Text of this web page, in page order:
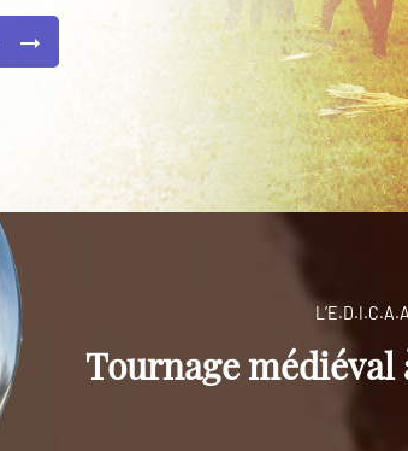
Tournage médiéval